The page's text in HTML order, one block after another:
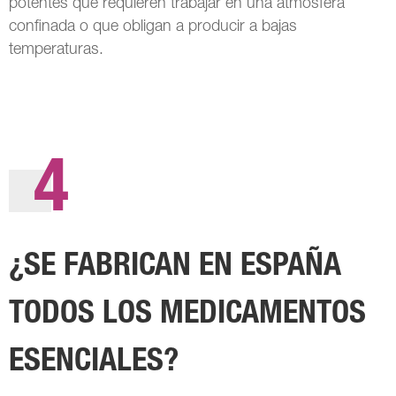
potentes que requieren trabajar en una atmósfera
confinada o que obligan a producir a bajas
temperaturas.
4
¿SE FABRICAN EN ESPAÑA
TODOS LOS MEDICAMENTOS
ESENCIALES?